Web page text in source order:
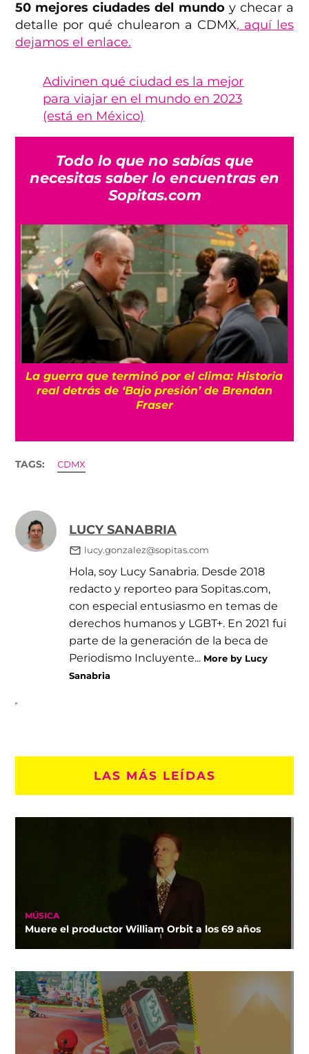
50 mejores ciudades del mundoy checar a
detalle por qué chulearon a CDMX, aquí les
dejamos el enlace.
Adivinen qué ciudad es la mejor
para viajar en el mundo en 2023
(está en México)
Todo lo que no sabías que
necesitas saber lo encuentras en
Sopitas.com
La guerra que terminó por el clima: Historia
real detrás de ‘Bajo presión’ de Brendan
Fraser
TAGS: CDMX
LUCY SANABRIA
lucy.gonzalez@sopitas.com
Hola, soy Lucy Sanabria. Desde 2018
redacto y reporteo para Sopitas.com,
con especial entusiasmo en temas de
derechos humanos y LGBT+. En 2021 fui
parte de la generación de la beca de
Periodismo Incluyente... More by Lucy
Sanabria
LAS MÁS LEÍDAS
MÚSICA
Muere el productor William Orbit a los 69 años